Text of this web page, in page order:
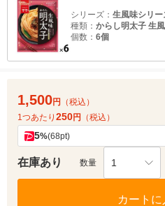
シリーズ： 生風味シリー
種類： からし明太子 生
個数： 6個
1,500円
（税込）
1つあたり 250円 （税込）
5%(68pt)
在庫あり 数量 1
カートに